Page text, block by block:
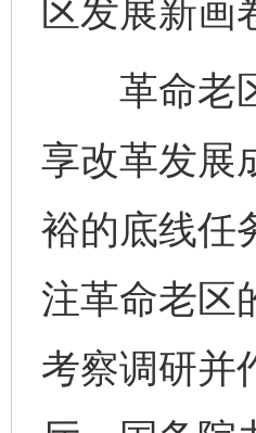
区发展新画
革命老区
享改革发展
裕的底线任
注革命老区
考察调研并